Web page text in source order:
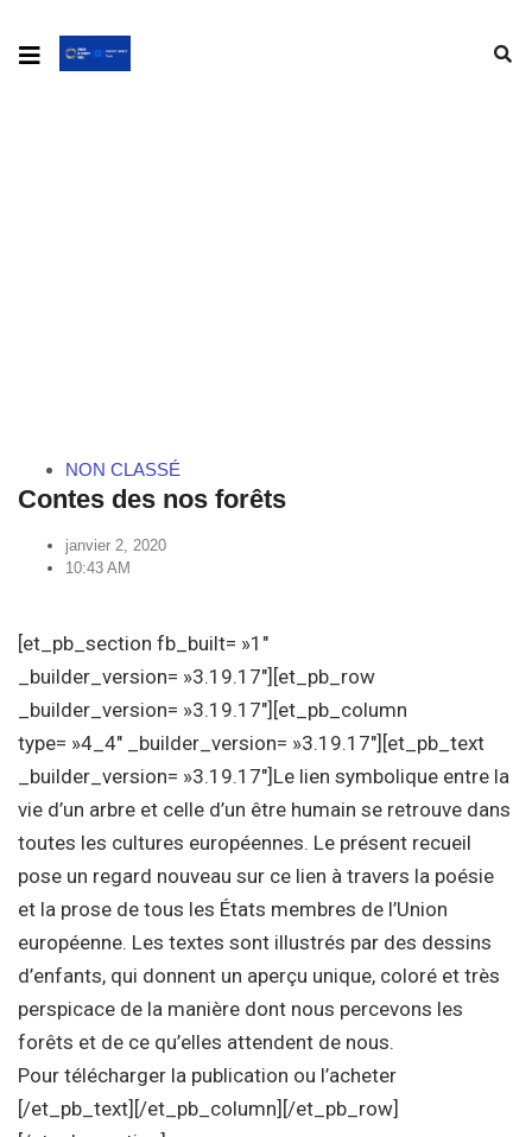
NON CLASSÉ
Contes des nos forêts
janvier 2, 2020
10:43 AM
[et_pb_section fb_built= »1″
_builder_version= »3.19.17″][et_pb_row
_builder_version= »3.19.17″][et_pb_column
type= »4_4″ _builder_version= »3.19.17″][et_pb_text
_builder_version= »3.19.17″]Le lien symbolique entre la
vie d’un arbre et celle d’un être humain se retrouve dans
toutes les cultures européennes. Le présent recueil
pose un regard nouveau sur ce lien à travers la poésie
et la prose de tous les États membres de l’Union
européenne. Les textes sont illustrés par des dessins
d’enfants, qui donnent un aperçu unique, coloré et très
perspicace de la manière dont nous percevons les
forêts et de ce qu’elles attendent de nous.
Pour télécharger la publication ou l’acheter
[/et_pb_text][/et_pb_column][/et_pb_row]